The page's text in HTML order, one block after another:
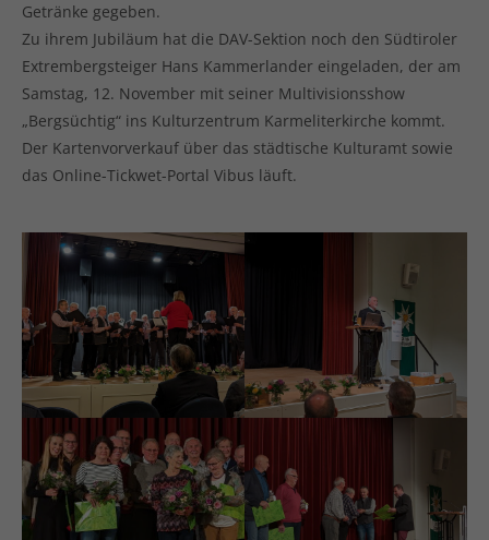
Getränke gegeben.
Zu ihrem Jubiläum hat die DAV-Sektion noch den Südtiroler
Extrembergsteiger Hans Kammerlander eingeladen, der am
Samstag, 12. November mit seiner Multivisionsshow
„Bergsüchtig“ ins Kulturzentrum Karmeliterkirche kommt.
Der Kartenvorverkauf über das städtische Kulturamt sowie
das Online-Tickwet-Portal Vibus läuft.